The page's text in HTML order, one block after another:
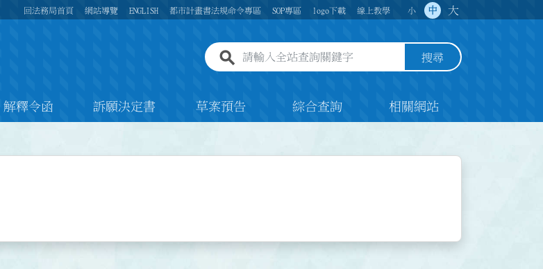
回法務局首頁 網站導覽 ENGLISH 都市計畫書法規命令專區 SOP專區 logo下載 線上教學 小 中 大
全站查詢關鍵字欄位 搜尋
解釋令函 訴願決定書 草案預告 綜合查詢 相關網站